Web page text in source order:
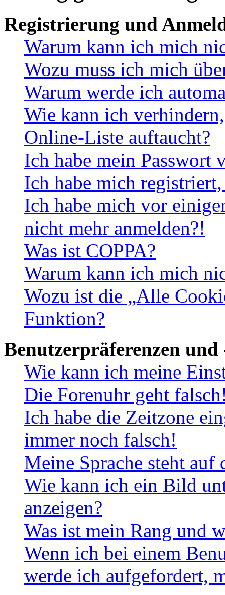
Registrierung und
Warum kann ich mich
Wozu muss ich mich
Warum werde ich
Wie kann ich
Online-Liste auftaucht?
Ich habe mein Passwort
Ich habe mich
Ich habe mich vor
nicht mehr anmelden?!
Was ist COPPA?
Warum kann ich mich
Wozu ist die „Alle
Funktion?
Benutzerpräferenzen und
Wie kann ich meine
Die Forenuhr geht
Ich habe die Zeitzone
immer noch falsch!
Meine Sprache steht
Wie kann ich ein Bild
anzeigen?
Was ist mein Rang und
Wenn ich bei einem
werde ich aufgefordert,